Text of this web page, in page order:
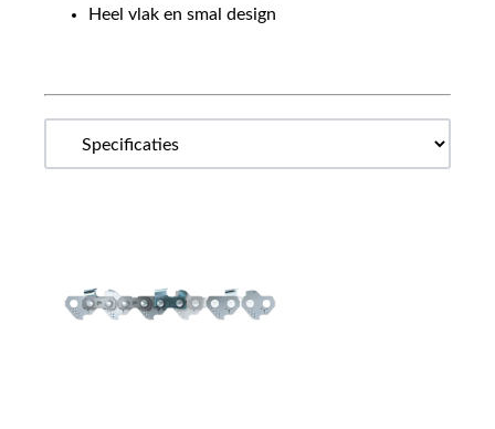
Heel vlak en smal design